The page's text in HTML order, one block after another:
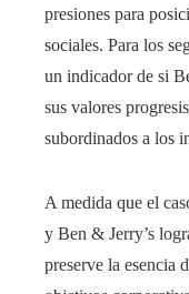
presiones para
sociales. Para los
un indicador de si
sus valores
subordinados a los
A medida que el
y Ben & Jerry’s
preserve la esencia